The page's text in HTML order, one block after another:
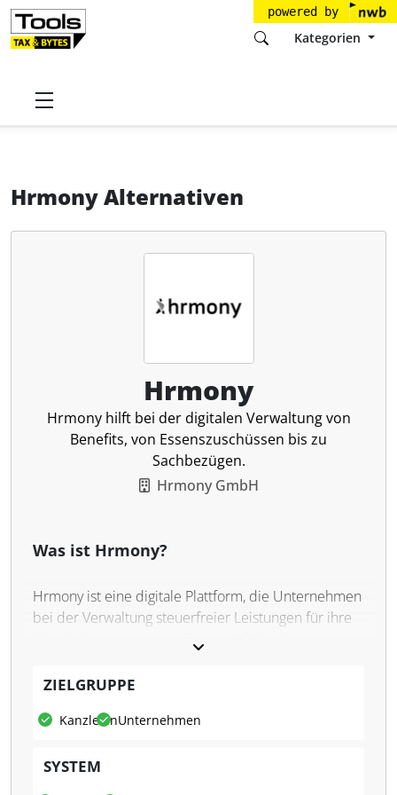
powered by
Kategorien
Startseite
Hrmony Alternativen
Hrmony
Hrmony hilft bei der digitalen Verwaltung von
Benefits, von Essenszuschüssen bis zu
Sachbezügen.
Hrmony GmbH
Was ist Hrmony?
Hrmony ist eine digitale Plattform, die Unternehmen
bei der Verwaltung steuerfreier Leistungen für ihre
Essenszuschüssen, Sachbezügen oder
Lohn- und Gehaltsabrechnungs- und HR-Systeme
automatischen Prüfung und Verarbeitung von
ZIELGRUPPE
KanzleienUnternehmen
SYSTEM